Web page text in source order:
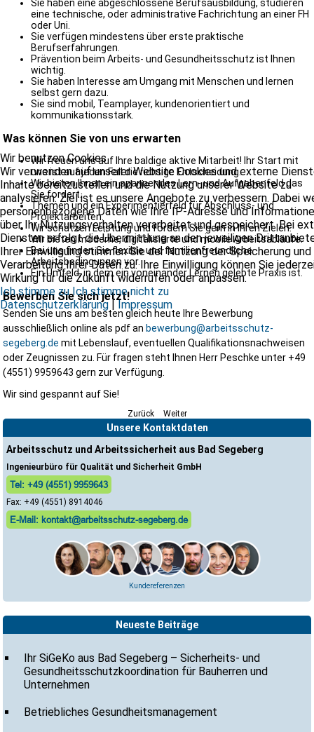
Sie haben eine abgeschlossene Berufsausbildung, studieren
eine technische, oder administrative Fachrichtung an einer FH
oder Uni.
Sie verfügen mindestens über erste praktische
Berufserfahrungen.
Prävention beim Arbeits- und Gesundheitsschutz ist Ihnen
wichtig.
Sie haben Interesse am Umgang mit Menschen und lernen
selbst gern dazu.
Sie sind mobil, Teamplayer, kundenorientiert und
kommunikationsstark.
Was können Sie von uns erwarten
Wir freuen uns auf Ihre baldige aktive Mitarbeit! Ihr Start mit
uns ist auf jeden Fall die richtige Entscheidung.
Wir bieten Ihnen ein spannendes Lern- und Aufgabenfeld das
Sie fordert.
Themen und ein Experimentierfeld für Abschluss- und
Projektarbeiten.
Wir schätzen Leistung und fördern Sie gern in Ihren Zielen.
Wir bieten moderne, digitalisierte und mobile Arbeitsabläufe.
Bei uns finden Sie flexible und familienfreundliche
Arbeitsbedingungen vor.
Ein Umfeld, in dem ein voneinander Lernen gelebte Praxis ist.
Bewerben Sie sich jetzt!
Senden Sie uns am besten gleich heute Ihre Bewerbung
ausschließlich online als pdf an bewerbung@arbeitsschutz-
segeberg.de mit Lebenslauf, eventuellen Qualifikationsnachweisen
oder Zeugnissen zu. Für fragen steht Ihnen Herr Peschke unter +49
(4551) 9959643 gern zur Verfügung.
Wir sind gespannt auf Sie!
Zurück Weiter
Unsere Kontaktdaten
Arbeitsschutz und Arbeitssicherheit aus Bad Segeberg
Ingenieurbüro für Qualität und Sicherheit GmbH
Tel: +49 (4551) 9959643
Fax: +49 (4551) 8914046
E-Mail: kontakt@arbeitsschutz-segeberg.de
Kundereferenzen
Neueste Beiträge
Ihr SiGeKo aus Bad Segeberg – Sicherheits- und
Gesundheitsschutzkoordination für Bauherren und
Unternehmen
Betriebliches Gesundheitsmanagement
Wir benutzen Cookies
Wir verwenden auf unserer Website Cookies und externe
Inhalte bereitzustellen und die Nutzung unserer Website zu
analysieren. Ziel ist es unsere Angebote zu verbessern. Dabei
personenbezogene Daten wie Ihre IP-Adresse und
über Ihr Nutzungsverhalten verarbeitet und gespeichert. Bei
Diensten erfolgt die Übermittlung an den jeweiligen
Ihrer Einwilligung stimmen Sie der Nutzung der Speicherung und
Verarbeitung Ihrer Daten zu. Ihre Einwilligung können Sie
Wirkung für die Zukunft widerrufen oder anpassen.
Ich stimme zu Ich stimme nicht zu
Datenschutzerklärung|Impressum